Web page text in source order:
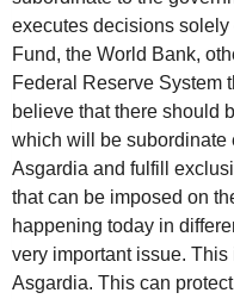
executes decisions
Fund, the World Bank,
Federal Reserve System
believe that there should
which will be subordinate
Asgardia and fulfill
that can be imposed on
happening today in
very important issue.
Asgardia. This can